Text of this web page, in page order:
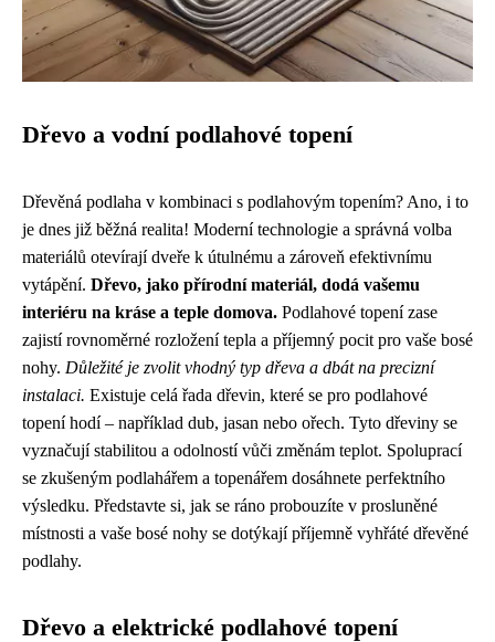
Dřevo a vodní podlahové topení
Dřevěná podlaha v kombinaci s podlahovým topením? Ano, i to
je dnes již běžná realita! Moderní technologie a správná volba
materiálů otevírají dveře k útulnému a zároveň efektivnímu
vytápění. Dřevo, jako přírodní materiál, dodá vašemu
interiéru na kráse a teple domova. Podlahové topení zase
zajistí rovnoměrné rozložení tepla a příjemný pocit pro vaše bosé
nohy. Důležité je zvolit vhodný typ dřeva a dbát na precizní
instalaci. Existuje celá řada dřevin, které se pro podlahové
topení hodí – například dub, jasan nebo ořech. Tyto dřeviny se
vyznačují stabilitou a odolností vůči změnám teplot. Spoluprací
se zkušeným podlahářem a topenářem dosáhnete perfektního
výsledku. Představte si, jak se ráno probouzíte v prosluněné
místnosti a vaše bosé nohy se dotýkají příjemně vyhřáté dřevěné
podlahy.
Dřevo a elektrické podlahové topení